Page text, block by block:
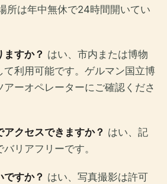
所は年中無休で24時間開いてい
ますか？ はい、市内または博物
利用可能です。ゲルマン国立博
ーオペレーターにご確認くださ
クセスできますか？ はい、記
リアフリーです。
すか？ はい、写真撮影は許可